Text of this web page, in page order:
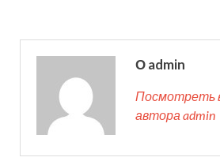
О admin
Посмотреть
автора admin